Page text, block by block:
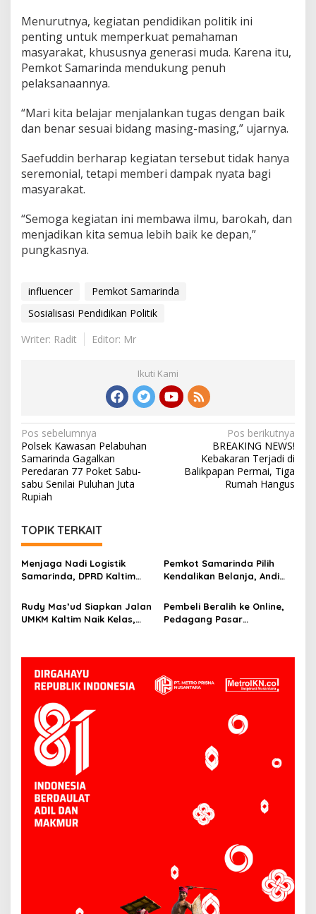
Menurutnya, kegiatan pendidikan politik ini
penting untuk memperkuat pemahaman
masyarakat, khususnya generasi muda. Karena itu,
Pemkot Samarinda mendukung penuh
pelaksanaannya.
“Mari kita belajar menjalankan tugas dengan baik
dan benar sesuai bidang masing-masing,” ujarnya.
Saefuddin berharap kegiatan tersebut tidak hanya
seremonial, tetapi memberi dampak nyata bagi
masyarakat.
“Semoga kegiatan ini membawa ilmu, barokah, dan
menjadikan kita semua lebih baik ke depan,”
pungkasnya.
influencer
Pemkot Samarinda
Sosialisasi Pendidikan Politik
Writer: Radit
Editor: Mr
Ikuti Kami
Navigasi
pos
Pos sebelumnya
Polsek Kawasan Pelabuhan
Samarinda Gagalkan
Peredaran 77 Poket Sabu-
sabu Senilai Puluhan Juta
Rupiah
Pos berikutnya
BREAKING NEWS!
Kebakaran Terjadi di
Balikpapan Permai, Tiga
Rumah Hangus
TOPIK TERKAIT
Menjaga Nadi Logistik
Samarinda, DPRD Kaltim
Mahulu
Pemkot Samarinda Pilih
Kendalikan Belanja, Andi
Penting daripada Berutang
Rudy Mas’ud Siapkan Jalan
UMKM Kaltim Naik Kelas,
Pembeli Beralih ke Online,
Pedagang Pasar